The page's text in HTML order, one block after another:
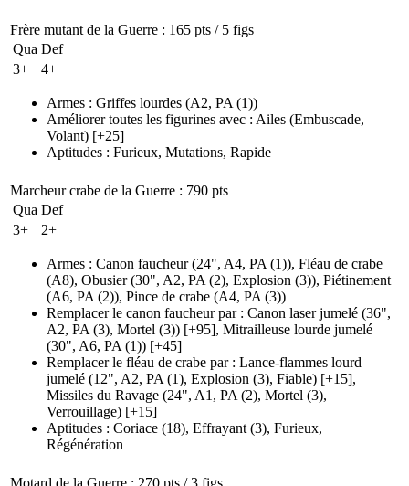
Frère mutant de la Guerre : 165 pts / 5 figs
Qua Def
3+
4+
Armes : Griffes lourdes (A2, PA (1))
Améliorer toutes les figurines avec : Ailes (Embuscade,
Volant) [+25]
Aptitudes : Furieux, Mutations, Rapide
Marcheur crabe de la Guerre : 790 pts
Qua Def
3+
2+
Armes : Canon faucheur(24", A4, PA (1)), Fléau de crabe
(A8), Obusier(30", A2, PA (2), Explosion (3)), Piétinement
(A6, PA (2)), Pince de crabe (A4, PA (3))
Remplacer le canon faucheur par : Canon laser jumelé (36",
A2, PA (3), Mortel (3)) [+95], Mitrailleuse lourde jumelé
(30", A6, PA (1)) [+45]
Remplacer le fléau de crabe par : Lance-flammes lourd
jumelé (12", A2, PA (1), Explosion (3), Fiable) [+15],
Missiles du Ravage (24", A1, PA (2), Mortel (3),
Verrouillage) [+15]
Aptitudes : Coriace (18), Effrayant (3), Furieux,
Régénération
Motard de la Guerre : 270 pts / 3 figs